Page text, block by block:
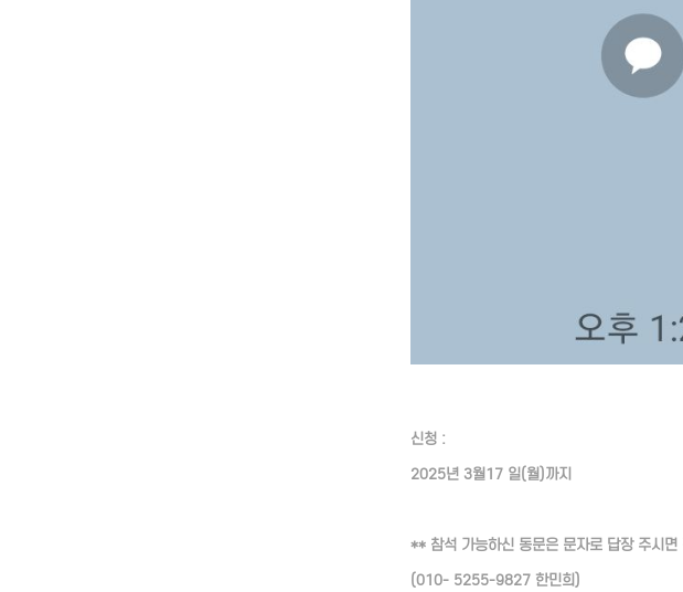
신청 :
2025년 3월17 일(월)까지
** 참석 가능하신 동문은 문자로 답장 주시면
(010- 5255-9827 한민희)